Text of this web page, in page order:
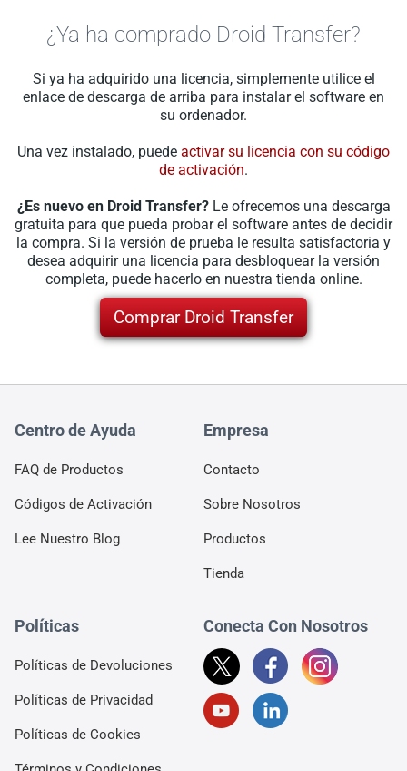
¿Ya ha comprado Droid Transfer?
Si ya ha adquirido una licencia, simplemente utilice el
enlace de descarga de arriba para instalar el software en
su ordenador.
Una vez instalado, puede activar su licencia con su código
de activación.
¿Es nuevo en Droid Transfer?Le ofrecemos una descarga
gratuita para que pueda probar el software antes de decidir
la compra. Si la versión de prueba le resulta satisfactoria y
desea adquirir una licencia para desbloquear la versión
completa, puede hacerlo en nuestra tienda online.
Comprar Droid Transfer
Centro de Ayuda
FAQ de Productos
Códigos de Activación
Lee Nuestro Blog
Empresa
Contacto
Sobre Nosotros
Productos
Tienda
Políticas
Políticas de Devoluciones
Políticas de Privacidad
Políticas de Cookies
Conecta Con Nosotros